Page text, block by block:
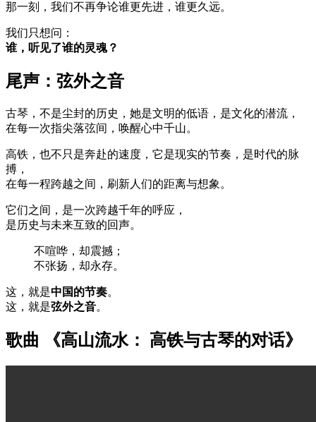
那一刻，我们不再争论谁更先进，谁更久远。
我们只想问：
谁，听见了谁的灵魂？
尾声：弦外之音
古琴，不是尘封的历史，她是文明的低语，是文化的潜流，
在每一次指尖落弦间，唤醒心中千山。
高铁，也不只是奔赴的速度，它是现实的节奏，是时代的脉
搏，
在每一程跨越之间，刷新人们的距离与想象。
它们之间，是一次跨越千年的呼应，
是历史与未来互致的回声。
不喧哗，却震撼；
不张扬，却永存。
这，就是中国的节奏。
这，就是弦外之音。
歌曲 《高山流水： 高铁与古琴的对话》